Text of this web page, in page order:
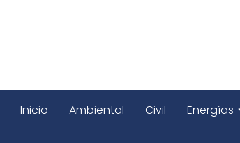
Inicio Ambiental Civil Energías